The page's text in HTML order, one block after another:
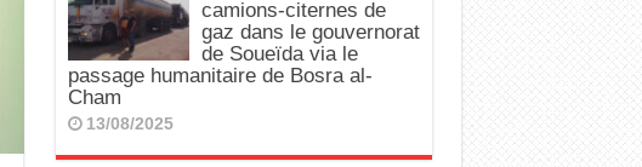
camions-citernes de
gaz dans le gouvernorat
de Soueïda via le
passage humanitaire de Bosra al-
Cham
13/08/2025